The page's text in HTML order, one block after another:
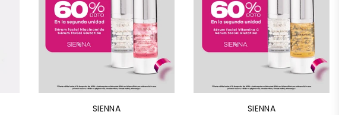
SIENNA SIENNA